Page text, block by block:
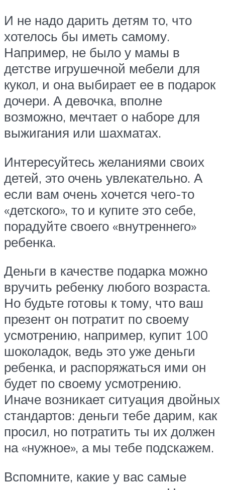
И не надо дарить детям то, что
хотелось бы иметь самому.
Например, не было у мамы в
детстве игрушечной мебели для
кукол, и она выбирает ее в подарок
дочери. А девочка, вполне
возможно, мечтает о наборе для
выжигания или шахматах.
Интересуйтесь желаниями своих
детей, это очень увлекательно. А
если вам очень хочется чего-то
«детского», то и купите это себе,
порадуйте своего «внутреннего»
ребенка.
Деньги в качестве подарка можно
вручить ребенку любого возраста.
Но будьте готовы к тому, что ваш
презент он потратит по своему
усмотрению, например, купит 100
шоколадок, ведь это уже деньги
ребенка, и распоряжаться ими он
будет по своему усмотрению.
Иначе возникает ситуация двойных
стандартов: деньги тебе дарим, как
просил, но потратить ты их должен
на «нужное», а мы тебе подскажем.
Вспомните, какие у вас самые